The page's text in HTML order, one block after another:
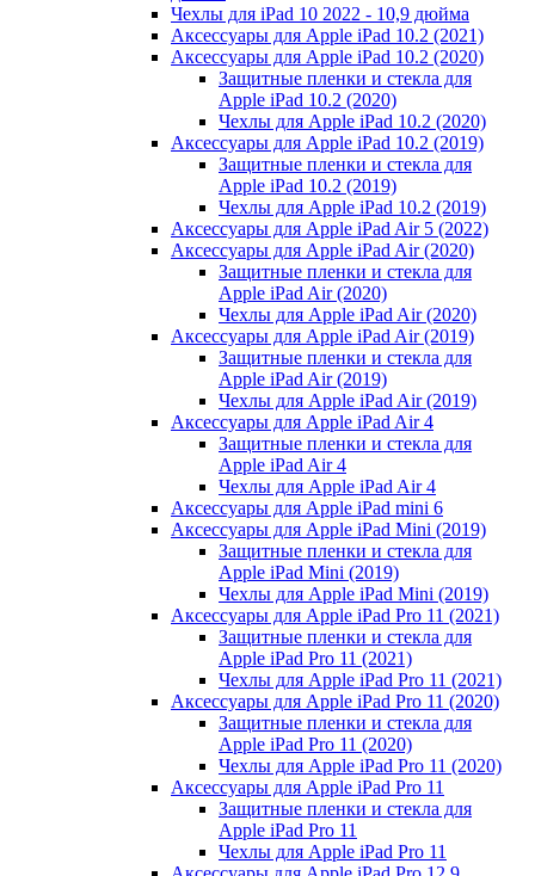
Чехлы для iPad 10 2022 - 10,9 дюйма
Аксессуары для Apple iPad 10.2 (2021)
Аксессуары для Apple iPad 10.2 (2020)
Защитные пленки и стекла для
Apple iPad 10.2 (2020)
Чехлы для Apple iPad 10.2 (2020)
Аксессуары для Apple iPad 10.2 (2019)
Защитные пленки и стекла для
Apple iPad 10.2 (2019)
Чехлы для Apple iPad 10.2 (2019)
Аксессуары для Apple iPad Air 5 (2022)
Аксессуары для Apple iPad Air (2020)
Защитные пленки и стекла для
Apple iPad Air (2020)
Чехлы для Apple iPad Air (2020)
Аксессуары для Apple iPad Air (2019)
Защитные пленки и стекла для
Apple iPad Air (2019)
Чехлы для Apple iPad Air (2019)
Аксессуары для Apple iPad Air 4
Защитные пленки и стекла для
Apple iPad Air 4
Чехлы для Apple iPad Air 4
Аксессуары для Apple iPad mini 6
Аксессуары для Apple iPad Mini (2019)
Защитные пленки и стекла для
Apple iPad Mini (2019)
Чехлы для Apple iPad Mini (2019)
Аксессуары для Apple iPad Pro 11 (2021)
Защитные пленки и стекла для
Apple iPad Pro 11 (2021)
Чехлы для Apple iPad Pro 11 (2021)
Аксессуары для Apple iPad Pro 11 (2020)
Защитные пленки и стекла для
Apple iPad Pro 11 (2020)
Чехлы для Apple iPad Pro 11 (2020)
Аксессуары для Apple iPad Pro 11
Защитные пленки и стекла для
Apple iPad Pro 11
Чехлы для Apple iPad Pro 11